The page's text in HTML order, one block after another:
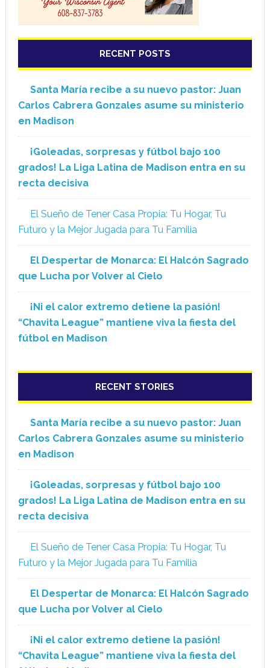
RECENT POSTS
Santa María recibe a su nuevo pastor: Juan
Carlos Cabrera Gonzales asume su ministerio
en Madison
¡Goleadas, sorpresas y fútbol bajo 100
grados! La Liga Latina de Madison entra en su
recta decisiva
El Sueño de Tener Casa Propia: Tu Hogar, Tu
Futuro y la Mejor Jugada para Tu Familia
El Despertar de Monarca: El Halcón Sagrado
que Lucha por Volver al Cielo
¡Ni el calor extremo detiene la pasión!
“Chavita League” mantiene viva la fiesta del
fútbol en Madison
RECENT STORIES
Santa María recibe a su nuevo pastor: Juan
Carlos Cabrera Gonzales asume su ministerio
en Madison
¡Goleadas, sorpresas y fútbol bajo 100
grados! La Liga Latina de Madison entra en su
recta decisiva
El Sueño de Tener Casa Propia: Tu Hogar, Tu
Futuro y la Mejor Jugada para Tu Familia
El Despertar de Monarca: El Halcón Sagrado
que Lucha por Volver al Cielo
¡Ni el calor extremo detiene la pasión!
“Chavita League” mantiene viva la fiesta del